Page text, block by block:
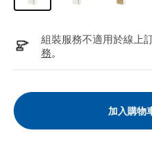
組裝服務不適用於線上
務。
加入購物